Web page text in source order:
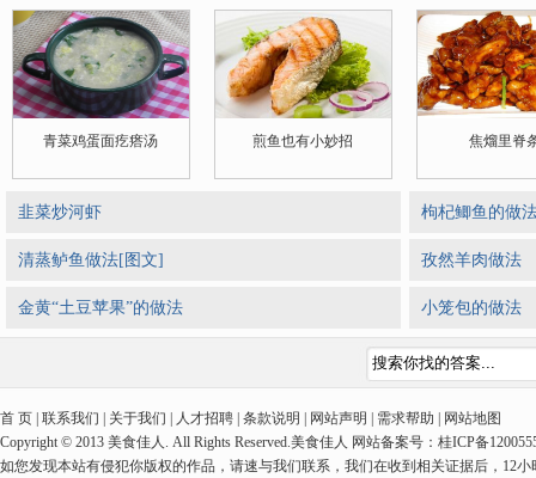
青菜鸡蛋面疙瘩汤 煎鱼也有小妙招 焦熘里脊
韭菜炒河虾
清蒸鲈鱼做法[图文]
金黄“土豆苹果”的做法
枸杞鲫鱼的做
孜然羊肉做法
小笼包的做法
首 页 | 联系我们 | 关于我们 | 人才招聘 | 条款说明 | 网站声明 | 需求帮助 | 网站地图
Copyright © 2013 美食佳人. All Rights Reserved.美食佳人 网站备案号：桂ICP备
如您发现本站有侵犯你版权的作品，请速与我们联系，我们在收到相关证据后，12